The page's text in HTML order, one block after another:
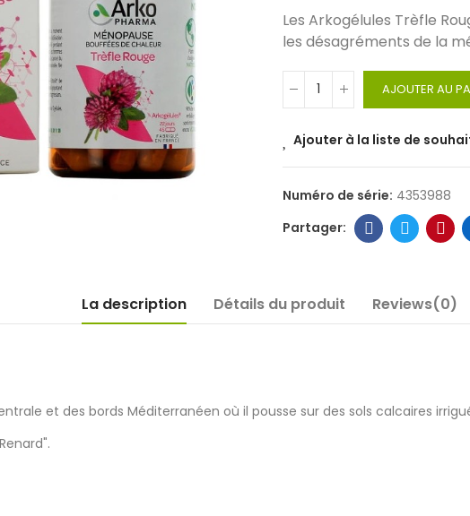
Les Arkogélules Trèfle
les désagréments de la
AJOUTER AU
Ajouter à la liste de
Numéro de série: 4353988
La description Détails du produit Reviews(0)
et des bords Méditerranéen où il pousse sur des sols calcaires